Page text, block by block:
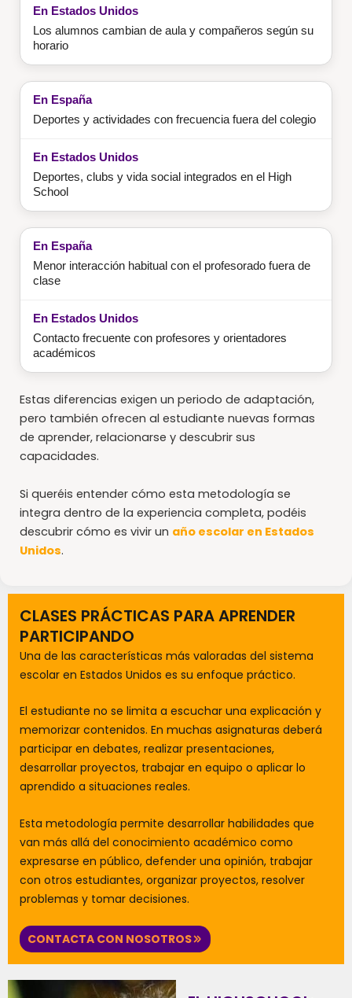
Los alumnos cambian de aula y compañeros según su
horario
Deportes y actividades con frecuencia fuera del colegio
Deportes, clubs y vida social integrados en el High
School
Menor interacción habitual con el profesorado fuera de
clase
Contacto frecuente con profesores y orientadores
académicos
Estas diferencias exigen un periodo de adaptación,
pero también ofrecen al estudiante nuevas formas
de aprender, relacionarse y descubrir sus
capacidades.
Si queréis entender cómo esta metodología se
integra dentro de la experiencia completa, podéis
descubrir cómo es vivir un año escolar en Estados
Unidos.
CLASES PRÁCTICAS PARA APRENDER
PARTICIPANDO
Una de las características más valoradas del sistema
escolar en Estados Unidos es su enfoque práctico.
El estudiante no se limita a escuchar una explicación y
memorizar contenidos. En muchas asignaturas deberá
participar en debates, realizar presentaciones,
desarrollar proyectos, trabajar en equipo o aplicar lo
aprendido a situaciones reales.
Esta metodología permite desarrollar habilidades que
van más allá del conocimiento académico como
expresarse en público, defender una opinión, trabajar
con otros estudiantes, organizar proyectos, resolver
problemas y tomar decisiones.
CONTACTA CON NOSOTROS